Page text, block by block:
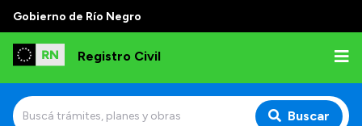
Gobierno de Río Negro
Registro Civil
Buscar